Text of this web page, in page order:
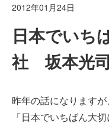
2012年01月24日
日本でいち
社 坂本光
昨年の話になりますが、
「日本でいちばん大